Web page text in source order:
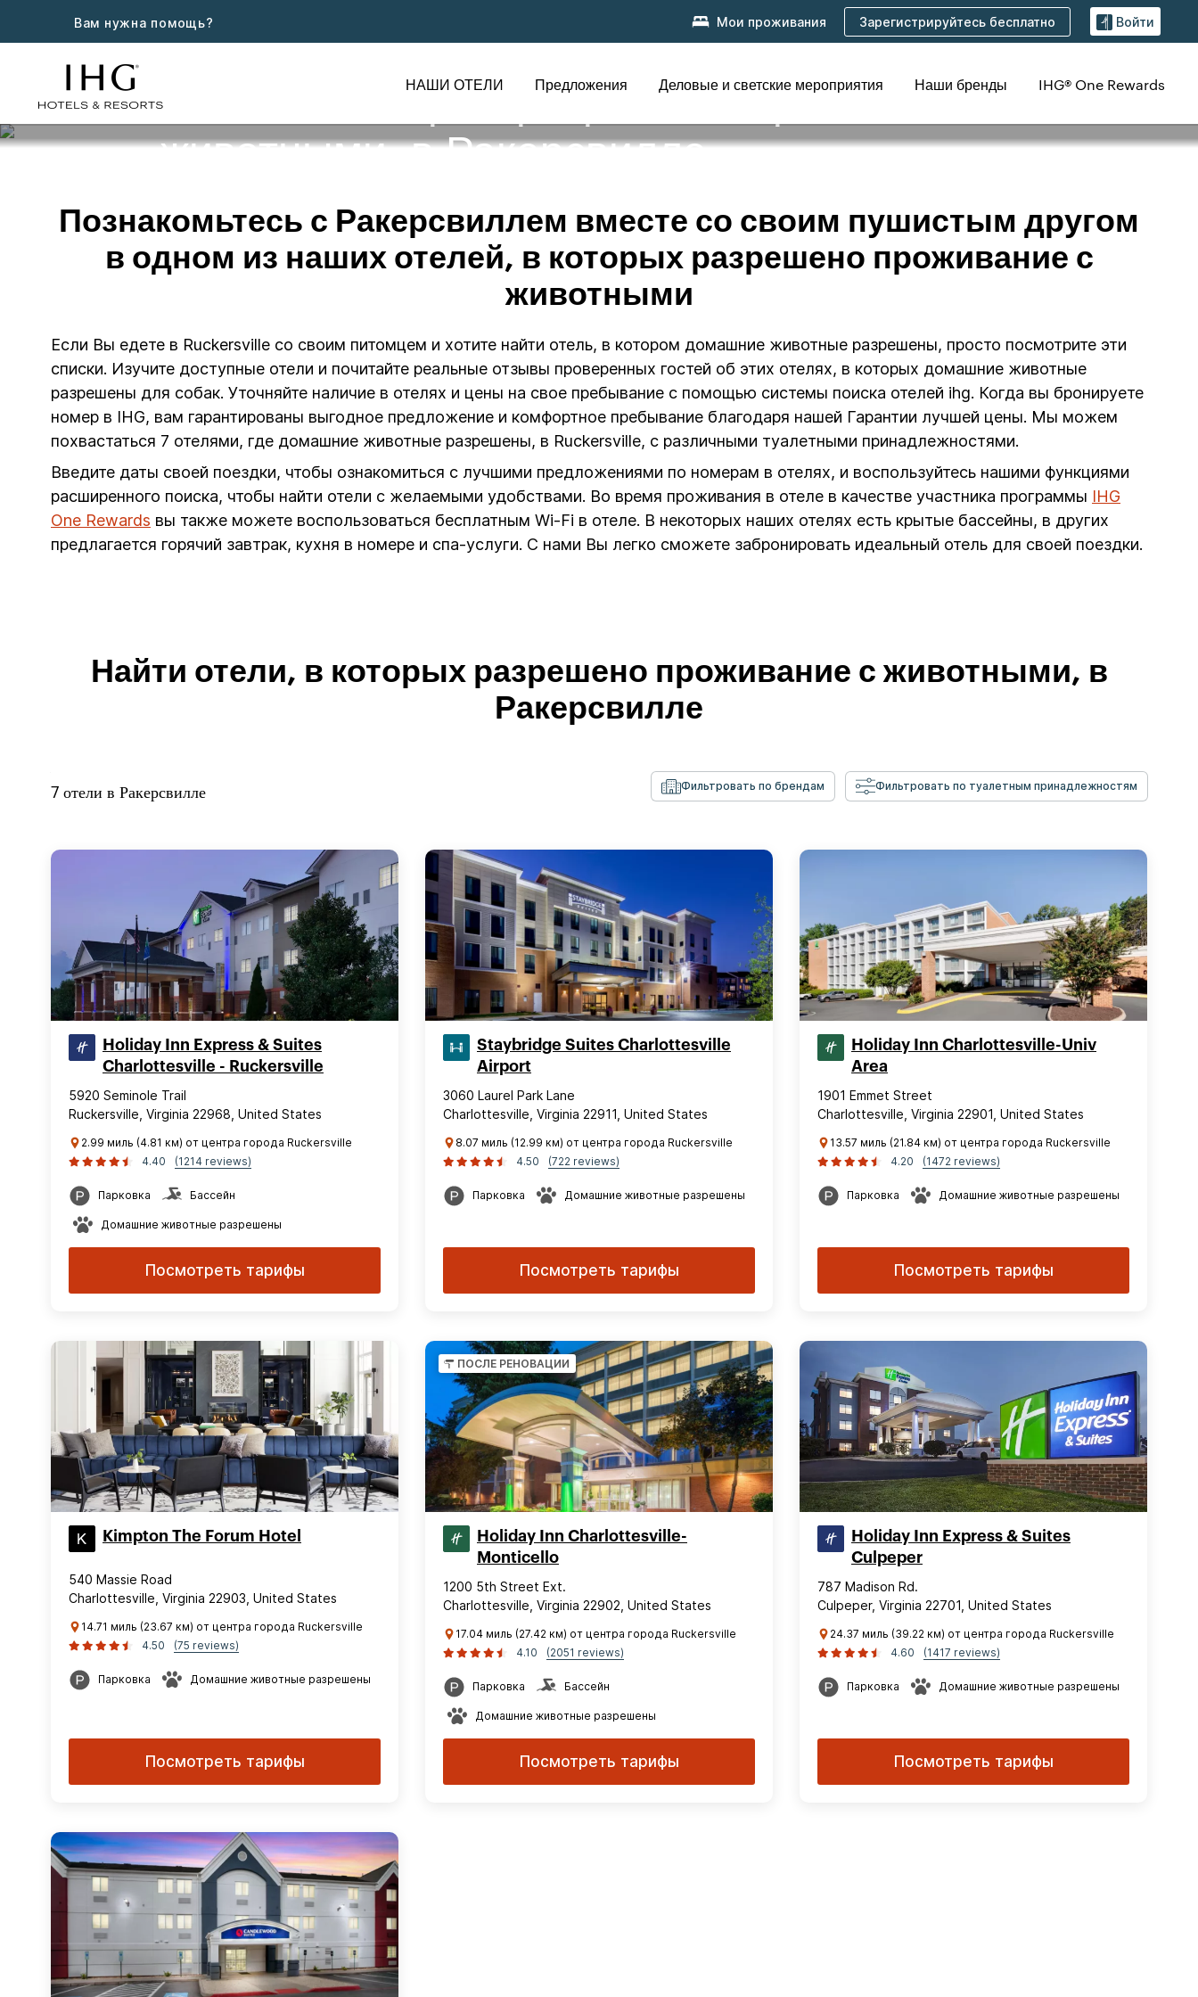
Вам нужна помощь? Мои проживания Зарегистрируйтесь бесплатно Войти
НАШИ ОТЕЛИ Предложения Деловые и светские мероприятия Наши бренды IHG® One Rewards
Отели, в которых разрешено проживание с
животными, в Ракерсвилле
Познакомьтесь с Ракерсвиллем вместе со своим пушистым другом
в одном из наших отелей, в которых разрешено проживание с
животными
Если Вы едете в Ruckersville со своим питомцем и хотите найти отель, в котором домашние животные разрешены, просто посмотрите эти
списки. Изучите доступные отели и почитайте реальные отзывы проверенных гостей об этих отелях, в которых домашние животные
разрешены для собак. Уточняйте наличие в отелях и цены на свое пребывание с помощью системы поиска отелей ihg. Когда вы бронируете
номер в IHG, вам гарантированы выгодное предложение и комфортное пребывание благодаря нашей Гарантии лучшей цены. Мы можем
похвастаться 7 отелями, где домашние животные разрешены, в Ruckersville, с различными туалетными принадлежностями.
Введите даты своей поездки, чтобы ознакомиться с лучшими предложениями по номерам в отелях, и воспользуйтесь нашими функциями
расширенного поиска, чтобы найти отели с желаемыми удобствами. Во время проживания в отеле в качестве участника программы IHG
One Rewards вы также можете воспользоваться бесплатным Wi-Fi в отеле. В некоторых наших отелях есть крытые бассейны, в других
предлагается горячий завтрак, кухня в номере и спа-услуги. С нами Вы легко сможете забронировать идеальный отель для своей поездки.
Найти отели, в которых разрешено проживание с животными, в
Ракерсвилле
7 отели в Ракерсвилле Фильтровать по брендам Фильтровать по туалетным принадлежностям
Holiday Inn Express & Suites
Charlottesville - Ruckersville
5920 Seminole Trail
Ruckersville, Virginia 22968, United States
2.99 миль (4.81 км) от центра города Ruckersville
4.40
(1214 reviews)
Парковка Бассейн
Домашние животные разрешены
Посмотреть тарифы
Staybridge Suites Charlottesville
Airport
3060 Laurel Park Lane
Charlottesville, Virginia 22911, United States
8.07 миль (12.99 км) от центра города Ruckersville
4.50
(722 reviews)
Парковка Домашние животные разрешены
Посмотреть тарифы
Holiday Inn Charlottesville-Univ
Area
1901 Emmet Street
Charlottesville, Virginia 22901, United States
13.57 миль (21.84 км) от центра города Ruckersville
4.20
(1472 reviews)
Парковка Домашние животные разрешены
Посмотреть тарифы
Kimpton The Forum Hotel
540 Massie Road
Charlottesville, Virginia 22903, United States
14.71 миль (23.67 км) от центра города Ruckersville
4.50
(75 reviews)
Парковка Домашние животные разрешены
Посмотреть тарифы
ПОСЛЕ РЕНОВАЦИИ
Holiday Inn Charlottesville-
Monticello
1200 5th Street Ext.
Charlottesville, Virginia 22902, United States
17.04 миль (27.42 км) от центра города Ruckersville
4.10
(2051 reviews)
Парковка Бассейн
Домашние животные разрешены
Посмотреть тарифы
Holiday Inn Express & Suites
Culpeper
787 Madison Rd.
Culpeper, Virginia 22701, United States
24.37 миль (39.22 км) от центра города Ruckersville
4.60
(1417 reviews)
Парковка Домашние животные разрешены
Посмотреть тарифы